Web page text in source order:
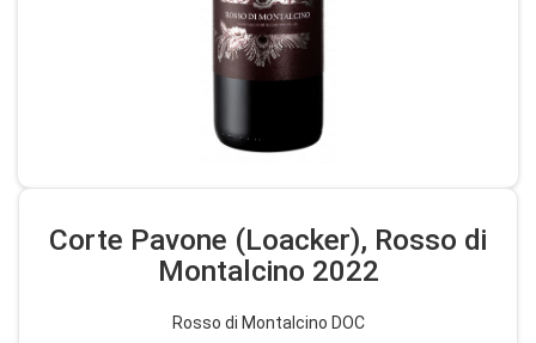
Corte Pavone (Loacker), Rosso di
Montalcino 2022
Rosso di Montalcino DOC